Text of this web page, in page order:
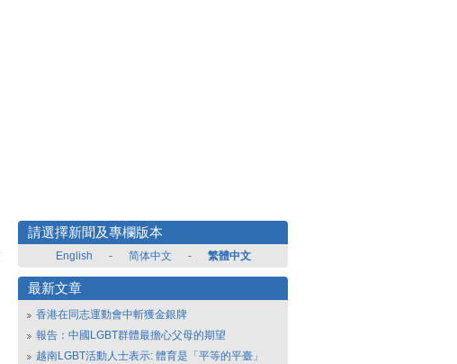
請選擇新聞及專欄版本
English - 简体中文 - 繁體中文
最新文章
香港在同志運動會中斬獲金銀牌
報告：中國LGBT群體最擔心父母的期望
越南LGBT活動人士表示: 體育是「平等的平臺」